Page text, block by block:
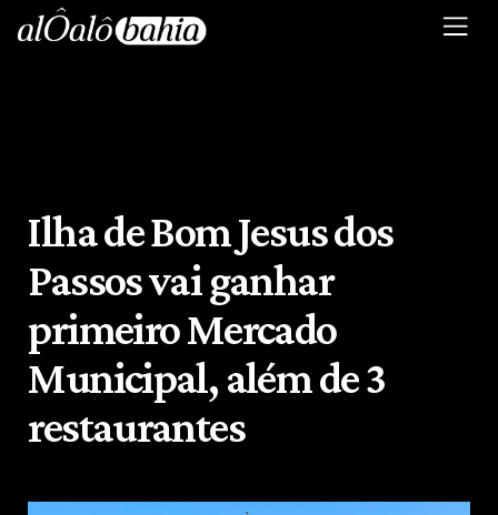
Ilha de Bom Jesus dos
Passos vai ganhar
primeiro Mercado
Municipal, além de 3
restaurantes